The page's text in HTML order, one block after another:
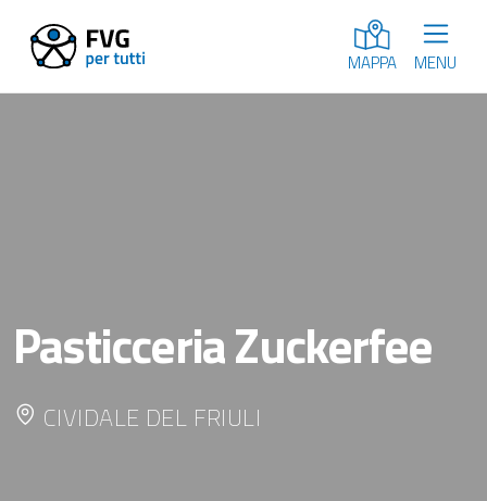
MAPPA MENU
Pasticceria Zuckerfee
CIVIDALE DEL FRIULI